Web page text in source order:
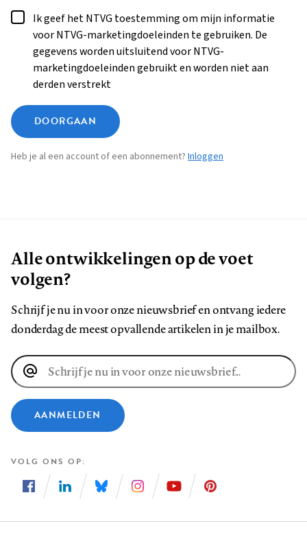
Ik geef het NTVG toestemming om mijn informatie
voor NTVG-marketingdoeleinden te gebruiken. De
gegevens worden uitsluitend voor NTVG-
marketingdoeleinden gebruikt en worden niet aan
derden verstrekt
DOORGAAN
Heb je al een account of een abonnement? Inloggen
Alle ontwikkelingen op de voet
volgen?
Schrijf je nu in voor onze nieuwsbrief en ontvang iedere
donderdag de meest opvallende artikelen in je mailbox.
E-
mailadres
AANMELDEN
VOLG ONS OP
ons
ons
ons
ons
ons
ons